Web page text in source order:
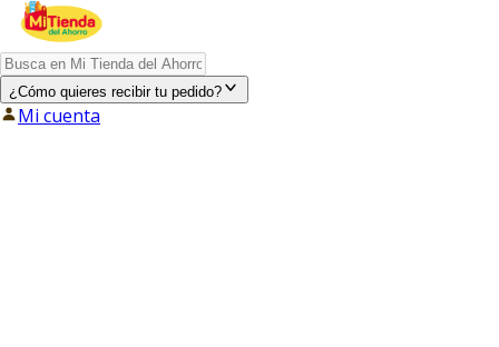
¿Cómo quieres recibir tu pedido?
Mi cuenta